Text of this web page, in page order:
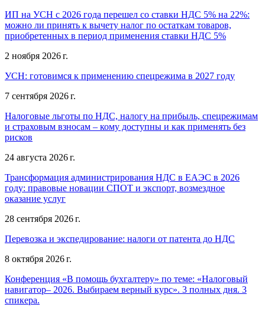
ИП на УСН с 2026 года перешел со ставки НДС 5% на 22%:
можно ли принять к вычету налог по остаткам товаров,
приобретенных в период применения ставки НДС 5%
2 ноября 2026 г.
УСН: готовимся к применению спецрежима в 2027 году
7 сентября 2026 г.
Налоговые льготы по НДС, налогу на прибыль, спецрежимам
и страховым взносам – кому доступны и как применять без
рисков
24 августа 2026 г.
Трансформация администрирования НДС в ЕАЭС в 2026
году: правовые новации СПОТ и экспорт, возмездное
оказание услуг
28 сентября 2026 г.
Перевозка и экспедирование: налоги от патента до НДС
8 октября 2026 г.
Конференция «В помощь бухгалтеру» по теме: «Налоговый
навигатор– 2026. Выбираем верный курс». 3 полных дня. 3
спикера.